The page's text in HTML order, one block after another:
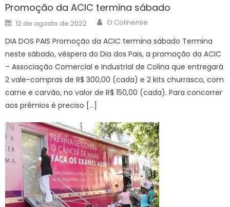
Promoção da ACIC termina sábado
Posted
on
12 de agosto de 2022 Author
O Colinense
DIA DOS PAIS Promoção da ACIC termina sábado Termina
neste sábado, véspera do Dia dos Pais, a promoção da ACIC
– Associação Comercial e Industrial de Colina que entregará
2 vale-compras de R$ 300,00 (cada) e 2 kits churrasco, com
carne e carvão, no valor de R$ 150,00 (cada). Para concorrer
aos prêmios é preciso […]